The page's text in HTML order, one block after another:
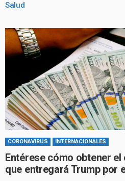
Salud
CORONAVIRUS INTERNACIONALES
Entérese cómo obtener el
que entregará Trump por